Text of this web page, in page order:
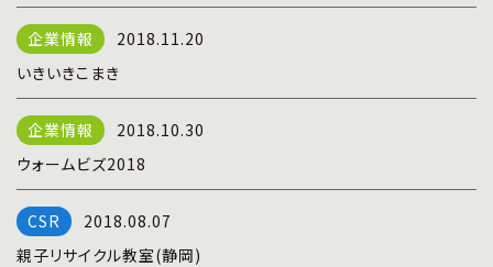
2018.11.20
いきいきこまき
2018.10.30
ウォームビズ2018
2018.08.07
親子リサイクル教室(静岡)